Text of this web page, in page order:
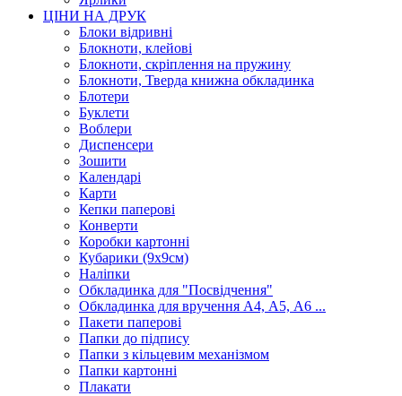
ЦІНИ НА ДРУК
Блоки відривні
Блокноти, клейові
Блокноти, скріплення на пружину
Блокноти, Тверда книжна обкладинка
Блотери
Буклети
Воблери
Диспенсери
Зошити
Календарі
Карти
Кепки паперові
Конверти
Коробки картонні
Кубарики (9х9см)
Наліпки
Обкладинка для "Посвідчення"
Обкладинка для вручення А4, А5, А6 ...
Пакети паперові
Папки до підпису
Папки з кільцевим механізмом
Папки картонні
Плакати